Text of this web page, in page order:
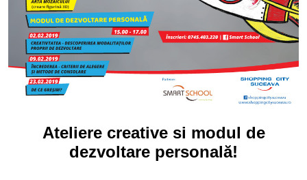
Ateliere creative si modul de
dezvoltare personală!